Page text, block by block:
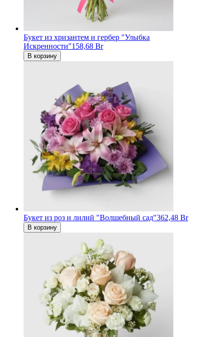
Букет из хризантем и гербер "Улыбка
Искренности"158,68 Br
В корзину
Букет из роз и лилий "Волшебный сад"362,48 Br
В корзину